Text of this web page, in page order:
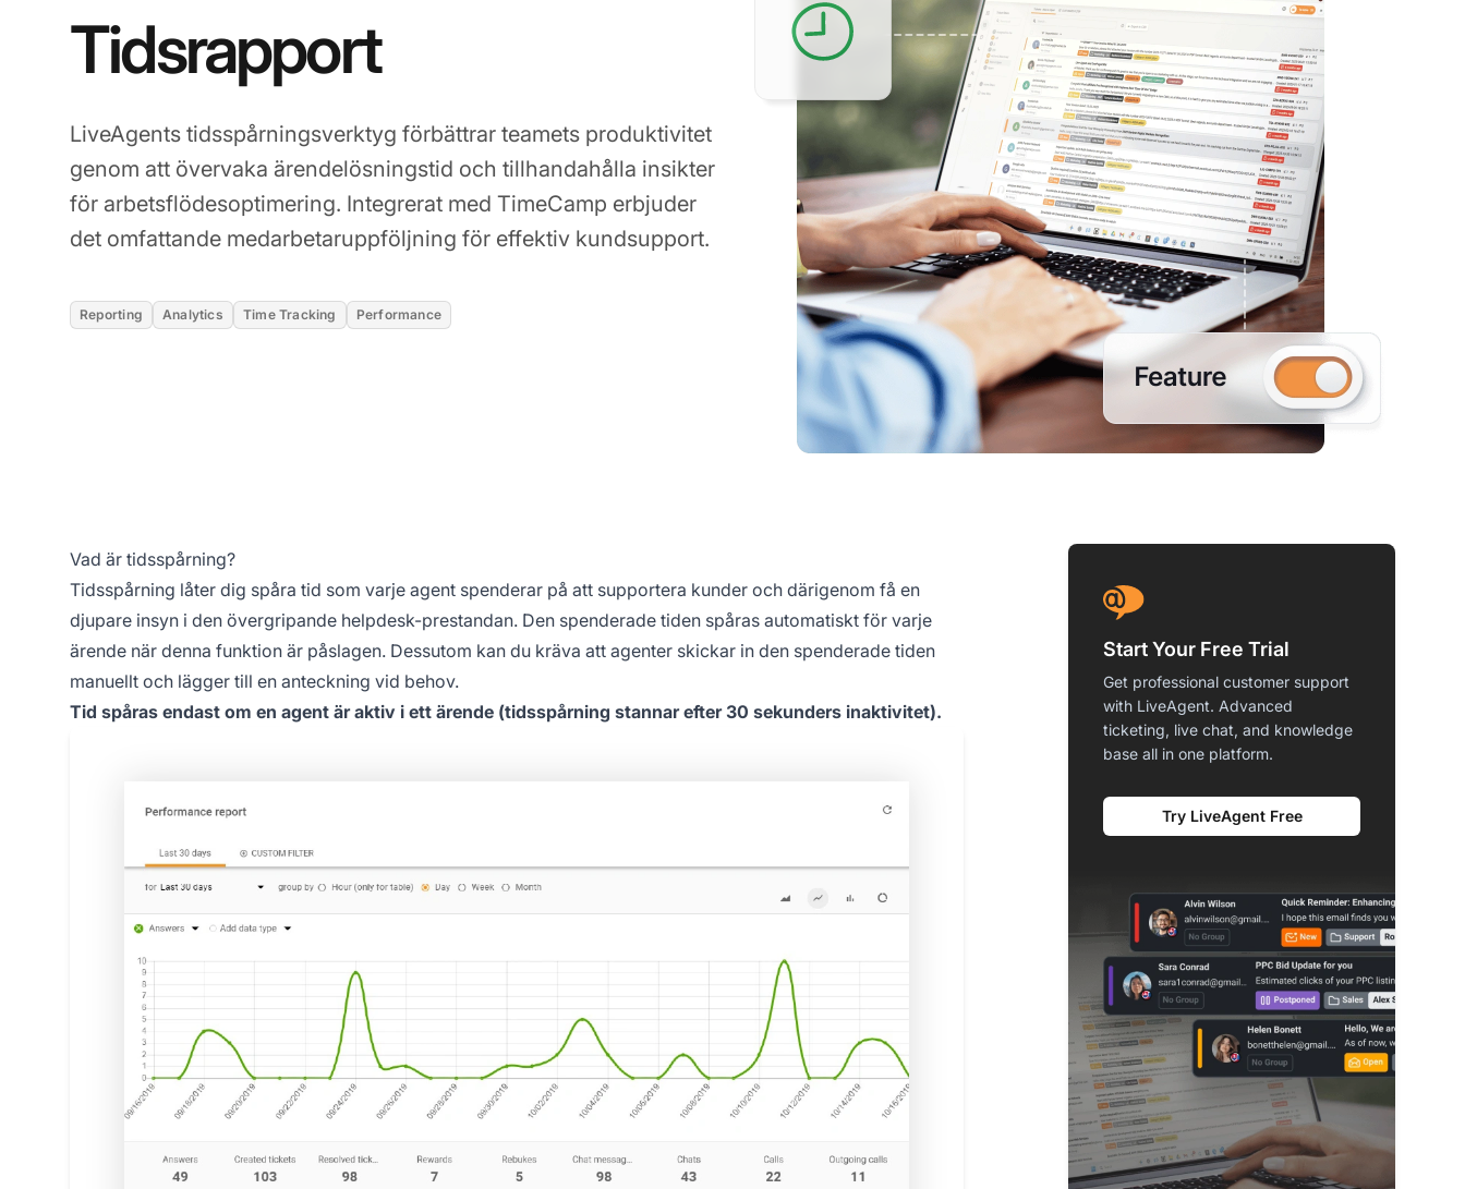
Tidsrapport
LiveAgents tidsspårningsverktyg förbättrar teamets produktivitet
genom att övervaka ärendelösningstid och tillhandahålla insikter
för arbetsflödesoptimering. Integrerat med TimeCamp erbjuder
det omfattande medarbetaruppföljning för effektiv kundsupport.
Reporting Analytics Time Tracking Performance
Vad är tidsspårning?
Tidsspårning låter dig spåra tid som varje agent spenderar på att supportera kunder och därigenom få en
djupare insyn i den övergripande helpdesk-prestandan. Den spenderade tiden spåras automatiskt för varje
ärende när denna funktion är påslagen. Dessutom kan du kräva att agenter skickar in den spenderade tiden
manuellt och lägger till en anteckning vid behov.
Tid spåras endast om en agent är aktiv i ett ärende (tidsspårning stannar efter 30 sekunders inaktivitet).
Start Your Free Trial
Get professional customer support
with LiveAgent. Advanced
ticketing, live chat, and knowledge
base all in one platform.
Try LiveAgent Free